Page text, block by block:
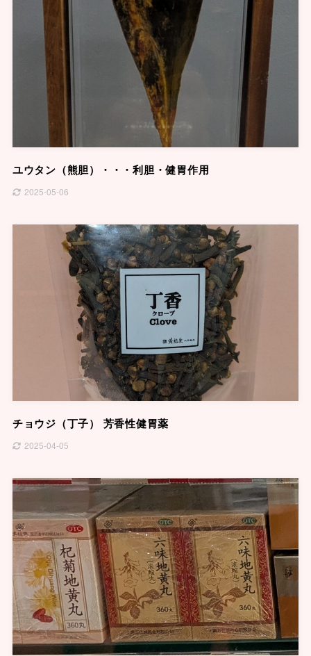
ユウタン（熊胆）・・・利胆・健胃作用
2025-05-06
チョウジ（丁子） 芳香性健胃薬
2025-04-05